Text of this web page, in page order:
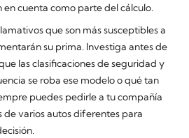
cuenta como parte del cálculo.
que son más susceptibles a
su prima. Investiga antes de
las clasificaciones de seguridad y
se roba ese modelo o qué tan
puedes pedirle a tu compañía
de varios autos diferentes para